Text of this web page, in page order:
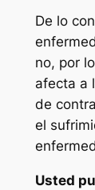
De lo
no, por
afecta a
de
el
Usted